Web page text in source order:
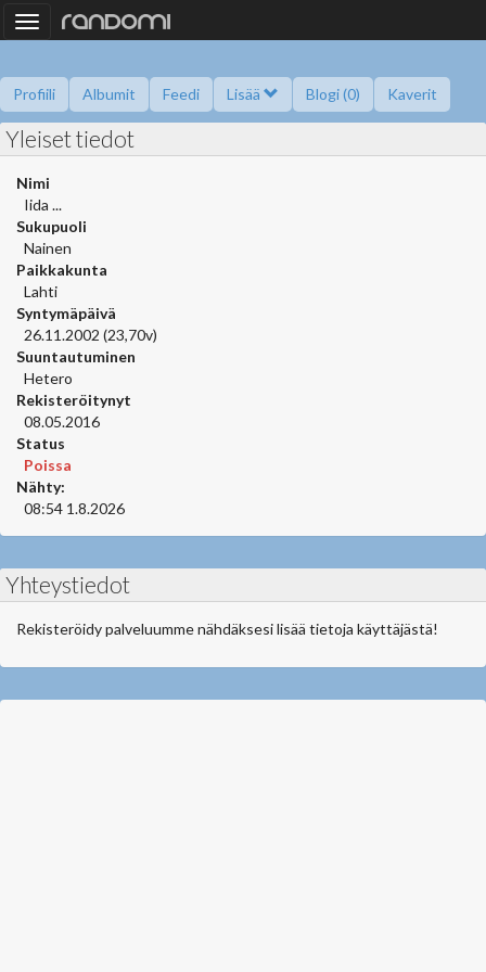
Toggle
navigation
Profiili Albumit Feedi Lisää Blogi (0) Kaverit
Kysy minulta Tietoa
Yleiset tiedot
Nimi
Iida ...
Sukupuoli
Nainen
Paikkakunta
Lahti
Syntymäpäivä
26.11.2002 (23,70v)
Suuntautuminen
Hetero
Rekisteröitynyt
08.05.2016
Status
Poissa
Nähty:
08:54 1.8.2026
Yhteystiedot
Rekisteröidy palveluumme nähdäksesi lisää tietoja käyttäjästä!